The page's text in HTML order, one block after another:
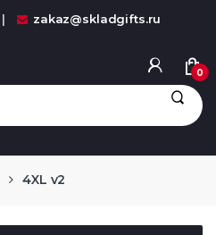
zakaz@skladgifts.ru
0
4XL v2